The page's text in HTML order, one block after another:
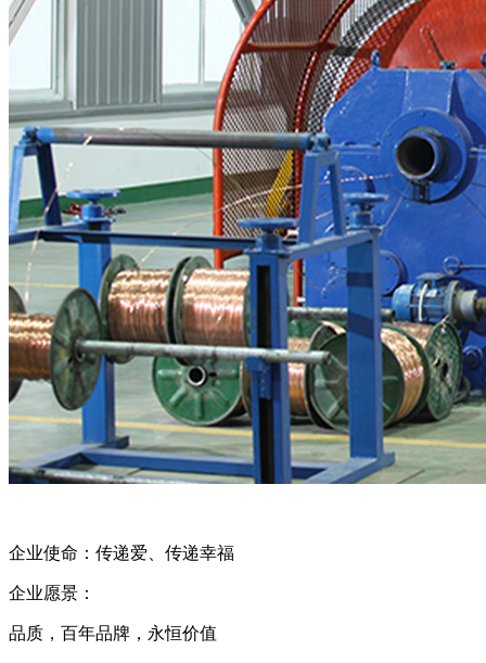
企业使命：传递爱、传递幸福
企业愿景：
品质，百年品牌，永恒价值